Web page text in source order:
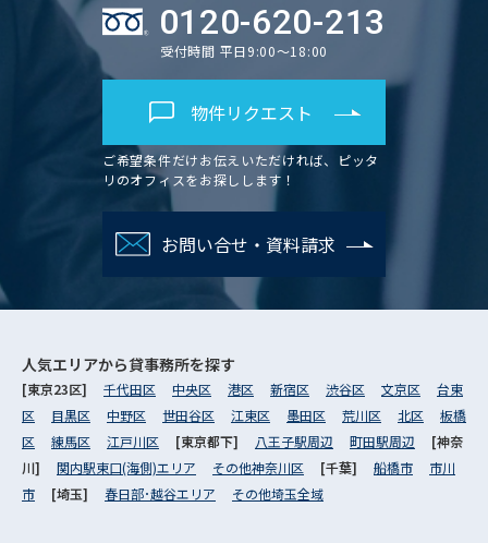
0120-620-213
受付時間 平日9:00～18:00
物件リクエスト
ご希望条件だけお伝えいただければ、ピッタ
リのオフィスをお探しします！
お問い合せ・資料請求
人気エリアから貸事務所を探す
[東京23区] 千代田区 中央区 港区 新宿区 渋谷区 文京区
台東
区
目黒区 中野区 世田谷区 江東区 墨田区 荒川区 北区
板橋
区
練馬区 江戸川区 [東京都下] 八王子駅周辺 町田駅周辺
[神奈
川] 関内駅東口(海側)エリア その他神奈川区 [千葉] 船橋市
市川
市
[埼玉] 春日部･越谷エリア その他埼玉全域